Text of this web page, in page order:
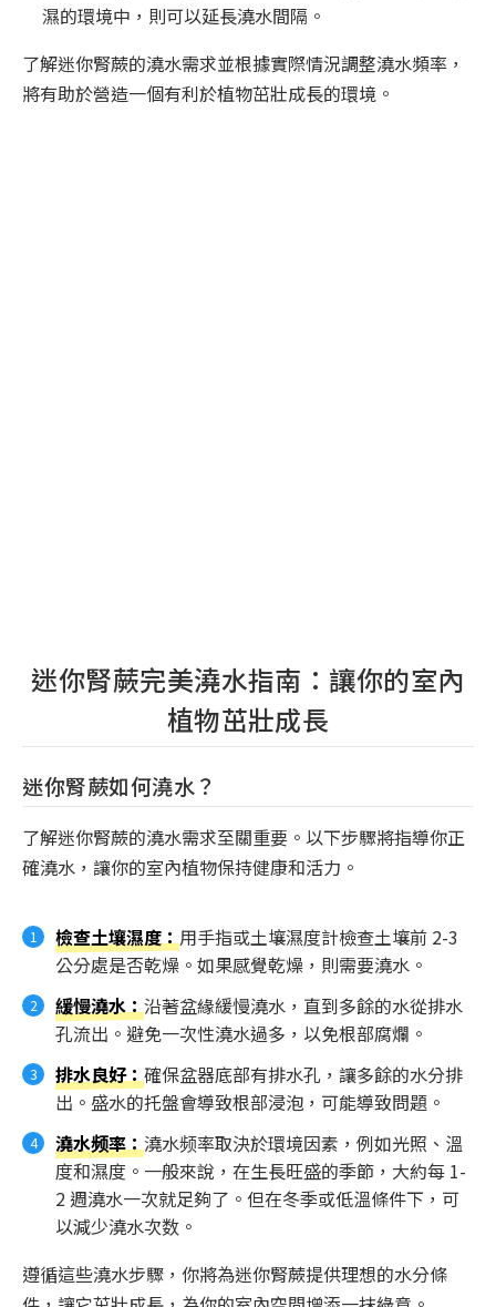
濕的環境中，則可以延長澆水間隔。
了解迷你腎蕨的澆水需求並根據實際情況調整澆水頻率，
將有助於營造一個有利於植物茁壯成長的環境。
迷你腎蕨完美澆水指南：讓你的室內
植物茁壯成長
迷你腎蕨如何澆水？
了解迷你腎蕨的澆水需求至關重要。以下步驟將指導你正
確澆水，讓你的室內植物保持健康和活力。
檢查土壤濕度：用手指或土壤濕度計檢查土壤前 2-3
公分處是否乾燥。如果感覺乾燥，則需要澆水。
緩慢澆水：沿著盆緣緩慢澆水，直到多餘的水從排水
孔流出。避免一次性澆水過多，以免根部腐爛。
排水良好：確保盆器底部有排水孔，讓多餘的水分排
出。盛水的托盤會導致根部浸泡，可能導致問題。
澆水频率：澆水频率取決於環境因素，例如光照、溫
度和濕度。一般來說，在生長旺盛的季節，大約每 1-
2 週澆水一次就足夠了。但在冬季或低溫條件下，可
以減少澆水次数。
遵循這些澆水步驟，你將為迷你腎蕨提供理想的水分條